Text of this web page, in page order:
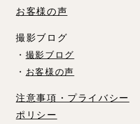
お客様の声
撮影ブログ
・ 撮影ブログ
・ お客様の声
注意事項・プライバシー
ポリシー